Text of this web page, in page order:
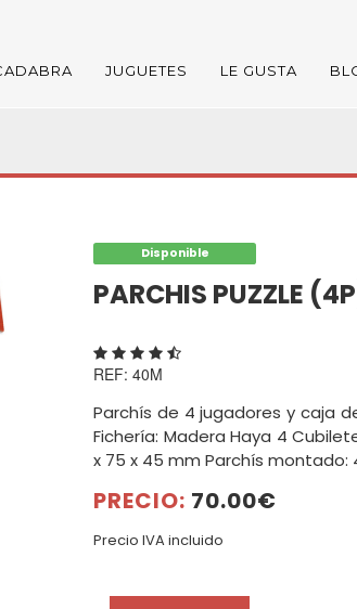
JUGUETES LE GUSTA
Disponible
PARCHIS PUZZLE
REF: 40M
Parchís de 4 jugadores y caja
Fichería: Madera Haya 4
x 75 x 45 mm Parchís montado:
PRECIO: 70.00€
Precio IVA incluido